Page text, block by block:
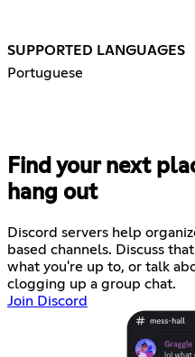
SUPPORTED LANGUAGES
Portuguese
Find your next
hang out
Discord servers help
based channels. Discuss
what you're up to, or talk
clogging up a group chat.
Join Discord